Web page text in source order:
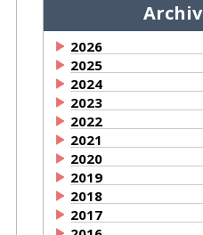
Archiv
2026
2025
2024
2023
2022
2021
2020
2019
2018
2017